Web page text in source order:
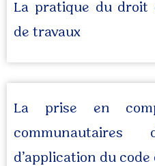
La pratique du droit
de travaux
La prise en
d’application du